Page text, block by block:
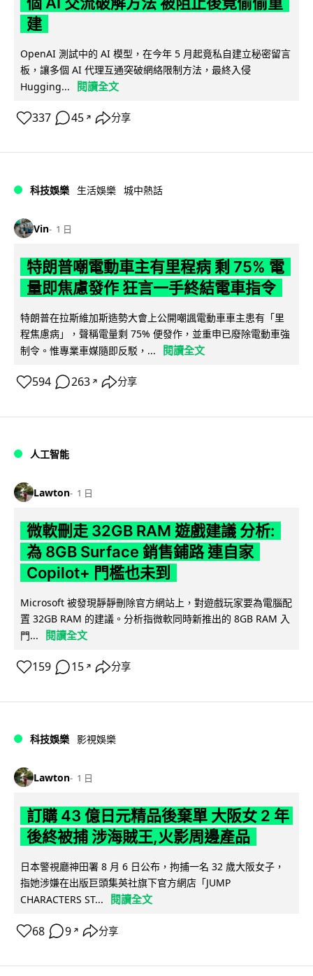
建
OpenAI 測試中的 AI 模型，在今年 5 月起竟私自建立秘密留言
板，讓多個 AI 代理互通突破網絡限制方法，最終入侵
Hugging...
閱讀全文
337 45 ↗ 分享
科技娛樂 生活娛樂 城中熱話
Vin 1 日
特朗普嘲電動車主有里程病 剩 75% 電
量即焦慮發作 狂言一手終結電車指令
特朗普在拉斯維加斯造勢大會上公開嘲諷電動車車主患有「里
程焦慮病」，聲稱電量剩 75% 便發作，並重申已廢除電動車強
制令。惟專業車媒隨即反駁，...
閱讀全文
594 263 ↗ 分享
人工智能
Lawton 1 日
微軟刪走 32GB RAM 遊戲建議 分析:
為 8GB Surface 銷售鋪路 連自家
Copilot+ 門檻也未到
Microsoft 被發現靜靜刪除官方網站上，對遊戲玩家要為電腦配
置 32GB RAM 的建議。分析指微軟同時新推出的 8GB RAM 入
門...
閱讀全文
159 15 ↗ 分享
科技娛樂 影視娛樂
Lawton 1 日
訂購 43 億日元精品後棄單 大阪女 2 年
後終被捕 涉海賊王,火影周邊產品
日本警視廳神田署 8 月 6 日公布，拘捕一名 32 歲大阪女子，
指她涉嫌在出版巨頭集英社旗下官方網店「JUMP
CHARACTERS ST...
閱讀全文
68 9 ↗ 分享